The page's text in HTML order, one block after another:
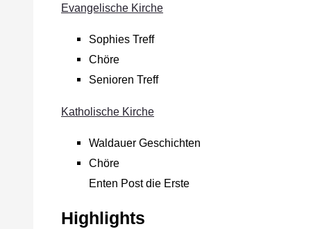
Evangelische Kirche
Sophies Treff
Chöre
Senioren Treff
Katholische Kirche
Waldauer Geschichten
Chöre
Enten Post die Erste
Highlights